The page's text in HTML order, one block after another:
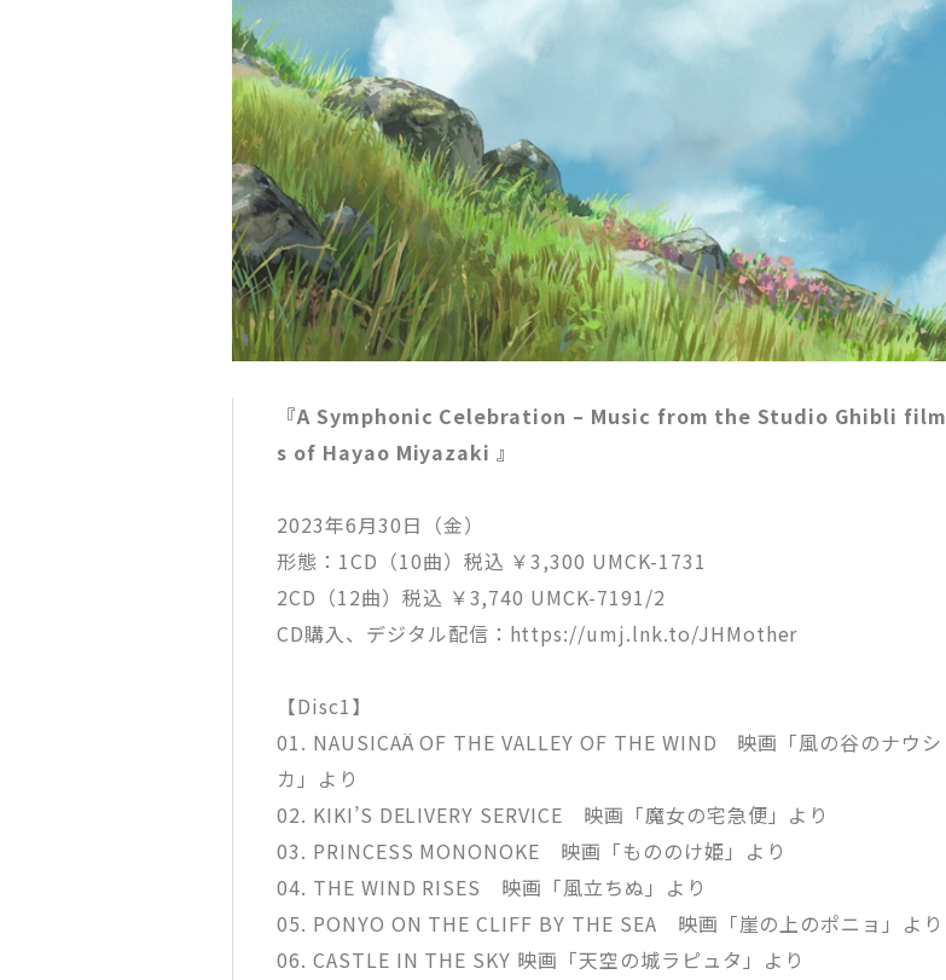
『A Symphonic Celebration – Music from the Studio Ghibli film
s of Hayao Miyazaki 』
2023年6月30日（金）
形態：1CD（10曲）税込 ￥3,300 UMCK-1731
2CD（12曲）税込 ￥3,740 UMCK-7191/2
CD購入、デジタル配信：https://umj.lnk.to/JHMother
【Disc1】
01. NAUSICAÄ OF THE VALLEY OF THE WIND 映画「風の谷のナウシ
カ」より
02. KIKI’S DELIVERY SERVICE 映画「魔女の宅急便」より
03. PRINCESS MONONOKE 映画「もののけ姫」より
04. THE WIND RISES 映画「風立ちぬ」より
05. PONYO ON THE CLIFF BY THE SEA 映画「崖の上のポニョ」より
06. CASTLE IN THE SKY 映画「天空の城ラピュタ」より